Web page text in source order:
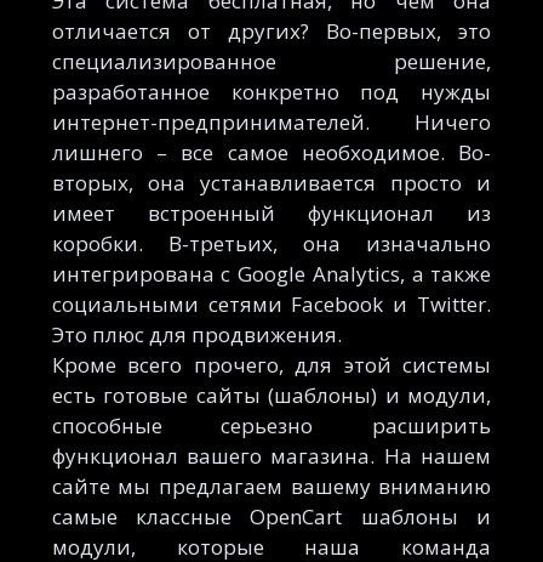
отличается от других? Во-первых, это
специализированное решение,
разработанное конкретно под нужды
интернет-предпринимателей. Ничего
лишнего – все самое необходимое. Во-
вторых, она устанавливается просто и
имеет встроенный функционал из
коробки. В-третьих, она изначально
интегрирована с Google Analytics, а также
социальными сетями Facebook и Twitter.
Это плюс для продвижения.
Кроме всего прочего, для этой системы
есть готовые сайты (шаблоны) и модули,
способные серьезно расширить
функционал вашего магазина. На нашем
сайте мы предлагаем вашему вниманию
самые классные OpenCart шаблоны и
модули, которые наша команда